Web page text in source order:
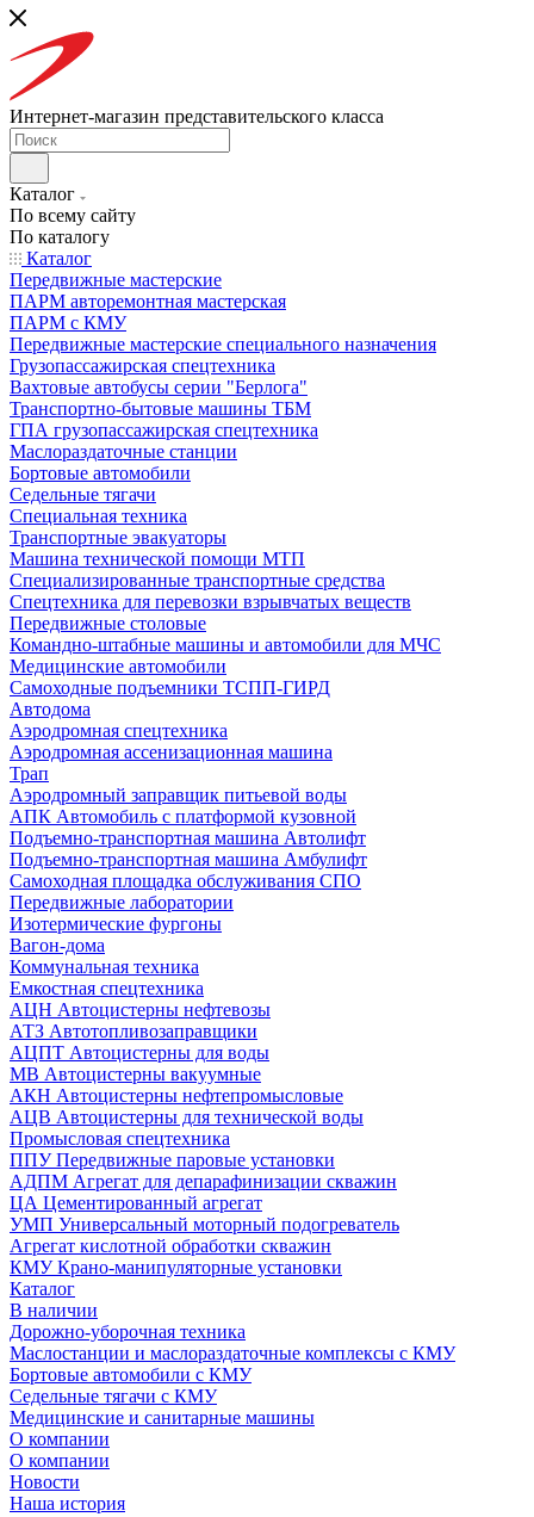
Интернет-магазин представительского класса
Каталог
По всему сайту
По каталогу
Каталог
Передвижные мастерские
ПАРМ авторемонтная мастерская
ПАРМ с КМУ
Передвижные мастерские специального назначения
Грузопассажирская спецтехника
Вахтовые автобусы серии "Берлога"
Транспортно-бытовые машины ТБМ
ГПА грузопассажирская спецтехника
Маслораздаточные станции
Бортовые автомобили
Седельные тягачи
Специальная техника
Транспортные эвакуаторы
Машина технической помощи МТП
Специализированные транспортные средства
Спецтехника для перевозки взрывчатых веществ
Передвижные столовые
Командно-штабные машины и автомобили для МЧС
Медицинские автомобили
Самоходные подъемники ТСПП-ГИРД
Автодома
Аэродромная спецтехника
Аэродромная ассенизационная машина
Трап
Аэродромный заправщик питьевой воды
АПК Автомобиль с платформой кузовной
Подъемно-транспортная машина Автолифт
Подъемно-транспортная машина Амбулифт
Самоходная площадка обслуживания СПО
Передвижные лаборатории
Изотермические фургоны
Вагон-дома
Коммунальная техника
Емкостная спецтехника
АЦН Автоцистерны нефтевозы
АТЗ Автотопливозаправщики
АЦПТ Автоцистерны для воды
МВ Автоцистерны вакуумные
АКН Автоцистерны нефтепромысловые
АЦВ Автоцистерны для технической воды
Промысловая спецтехника
ППУ Передвижные паровые установки
АДПМ Агрегат для депарафинизации скважин
ЦА Цементированный агрегат
УМП Универсальный моторный подогреватель
Агрегат кислотной обработки скважин
КМУ Крано-манипуляторные установки
Каталог
В наличии
Дорожно-уборочная техника
Маслостанции и маслораздаточные комплексы с КМУ
Бортовые автомобили с КМУ
Седельные тягачи с КМУ
Медицинские и санитарные машины
О компании
О компании
Новости
Наша история